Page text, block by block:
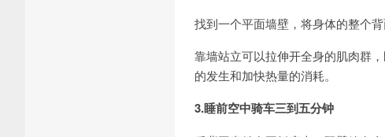
找到一个平面墙壁，将身体的整个
靠墙站立可以拉伸开全身的肌肉群
的发生和加快热量的消耗。
3.睡前空中骑车三到五分钟